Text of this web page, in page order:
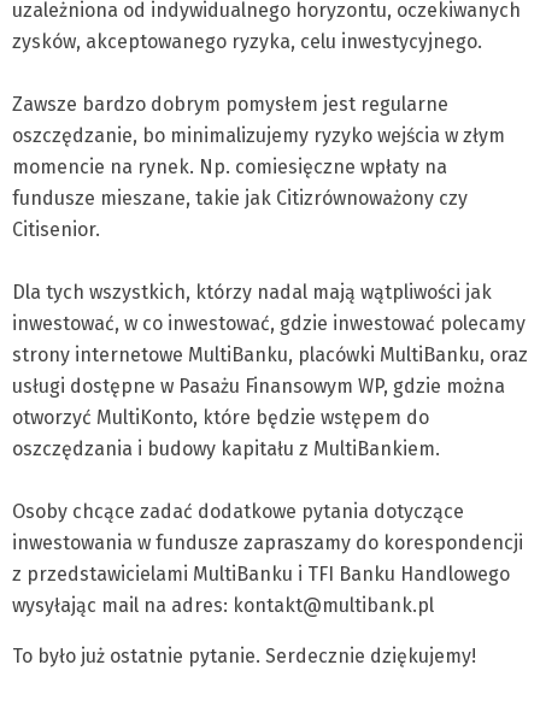
uzależniona od indywidualnego horyzontu, oczekiwanych
zysków, akceptowanego ryzyka, celu inwestycyjnego.
Zawsze bardzo dobrym pomysłem jest regularne
oszczędzanie, bo minimalizujemy ryzyko wejścia w złym
momencie na rynek. Np. comiesięczne wpłaty na
fundusze mieszane, takie jak Citizrównoważony czy
Citisenior.
Dla tych wszystkich, którzy nadal mają wątpliwości jak
inwestować, w co inwestować, gdzie inwestować polecamy
strony internetowe MultiBanku, placówki MultiBanku, oraz
usługi dostępne w Pasażu Finansowym WP, gdzie można
otworzyć MultiKonto, które będzie wstępem do
oszczędzania i budowy kapitału z MultiBankiem.
Osoby chcące zadać dodatkowe pytania dotyczące
inwestowania w fundusze zapraszamy do korespondencji
z przedstawicielami MultiBanku i TFI Banku Handlowego
wysyłając mail na adres: kontakt@multibank.pl
To było już ostatnie pytanie. Serdecznie dziękujemy!